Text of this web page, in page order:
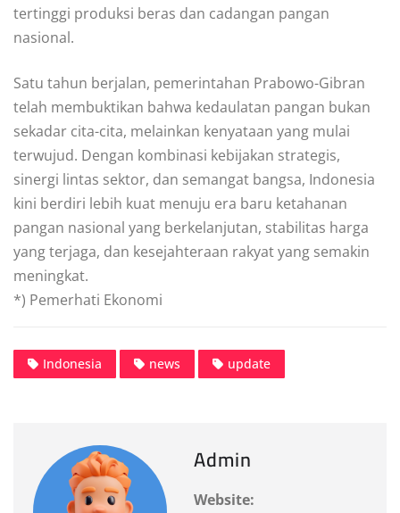
tertinggi produksi beras dan cadangan pangan
nasional.
Satu tahun berjalan, pemerintahan Prabowo-Gibran
telah membuktikan bahwa kedaulatan pangan bukan
sekadar cita-cita, melainkan kenyataan yang mulai
terwujud. Dengan kombinasi kebijakan strategis,
sinergi lintas sektor, dan semangat bangsa, Indonesia
kini berdiri lebih kuat menuju era baru ketahanan
pangan nasional yang berkelanjutan, stabilitas harga
yang terjaga, dan kesejahteraan rakyat yang semakin
meningkat.
*) Pemerhati Ekonomi
Indonesia news update
Admin
Website: